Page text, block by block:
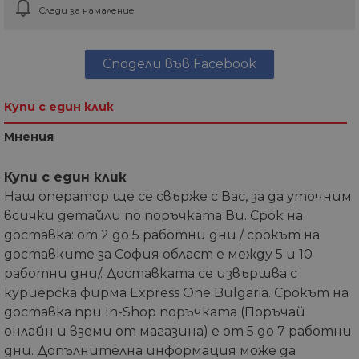
Следи за намаление
Сподели във Facebook
Купи с един клик
Мнения
Купи с един клик
Наш оператор ще се свърже с Вас, за да уточним
всички детайли по поръчката Ви. Срок на
доставка: от 2 до 5 работни дни / срокът на
доставките за София област е между 5 и 10
работни дни/. Доставката се извършва с
куриерска фирма Express One Bulgaria. Срокът на
доставка при In-Shop поръчката (Поръчай
онлайн и вземи от магазина) е от 5 до 7 работни
дни. Допълнителна информация може да